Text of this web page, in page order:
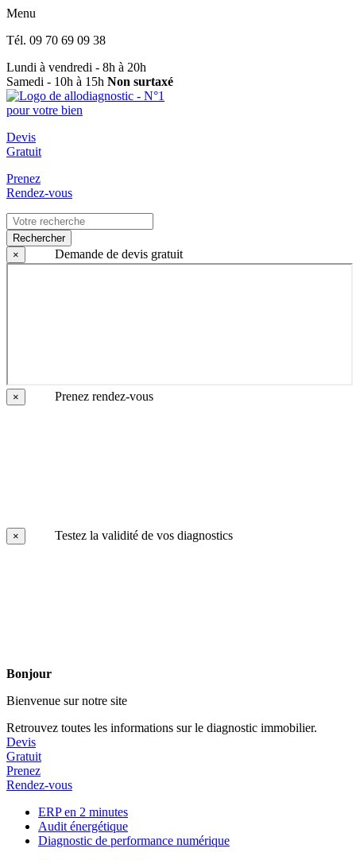
Menu
Tél. 09 70 69 09 38
Lundi à vendredi - 8h à 20h
Samedi - 10h à 15h Non surtaxé
Devis
Gratuit
Prenez
Rendez-vous
Rechercher
×
Demande de devis gratuit
× Prenez rendez-vous
× Testez la validité de vos diagnostics
Bonjour
Bienvenue sur notre site
Retrouvez toutes les informations sur le diagnostic immobilier.
Devis
Gratuit
Prenez
Rendez-vous
ERP en 2 minutes
Audit énergétique
Diagnostic de performance numérique